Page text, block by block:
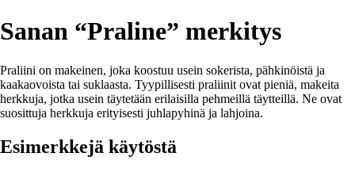
Sanan “Praline” merkitys
Praliini on makeinen, joka koostuu usein sokerista, pähkinöistä ja
kaakaovoista tai suklaasta. Tyypillisesti praliinit ovat pieniä, makeita
herkkuja, jotka usein täytetään erilaisilla pehmeillä täytteillä. Ne ovat
suosittuja herkkuja erityisesti juhlapyhinä ja lahjoina.
Esimerkkejä käytöstä